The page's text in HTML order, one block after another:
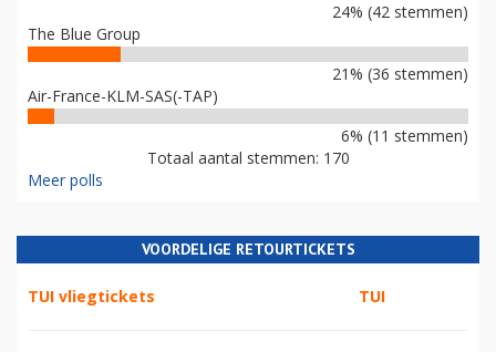
24% (42 stemmen)
The Blue Group
21% (36 stemmen)
Air-France-KLM-SAS(-TAP)
6% (11 stemmen)
Totaal aantal stemmen: 170
Meer polls
VOORDELIGE RETOURTICKETS
TUI vliegtickets TUI